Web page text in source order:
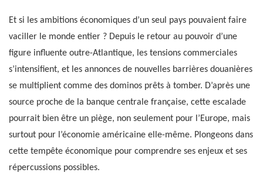
Et si les ambitions économiques d’un seul pays pouvaient faire
vaciller le monde entier ? Depuis le retour au pouvoir d’une
figure influente outre-Atlantique, les tensions commerciales
s’intensifient, et les annonces de nouvelles barrières douanières
se multiplient comme des dominos prêts à tomber. D’après une
source proche de la banque centrale française, cette escalade
pourrait bien être un piège, non seulement pour l’Europe, mais
surtout pour l’économie américaine elle-même. Plongeons dans
cette tempête économique pour comprendre ses enjeux et ses
répercussions possibles.